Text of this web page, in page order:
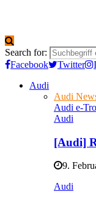
Search for:
Facebook Twitter
Audi
Audi
Audi e-
Audi
[Audi]
9.
Audi